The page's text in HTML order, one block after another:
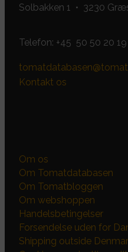
Solbakken 1 • 3230
Telefon: +45 50 50 20 19
Kontakt os
Om os
Om Tomatdatabasen
Om Tomatbloggen
Om webshoppen
Handelsbetingelser
Forsendelse uden for
Shipping outside